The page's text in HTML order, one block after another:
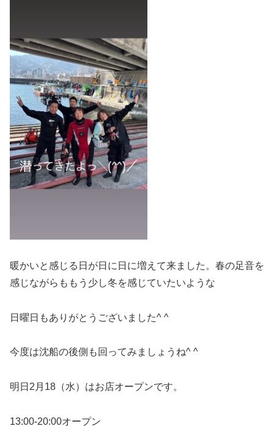
暖かいと感じる日が日に日に増えて来ました。春の足音を
感じながらももう少し冬を感じていたいような
日曜日もありがとうございました^ ^
今度は沈船の後側も回ってみましょうね^ ^
明日2月18（水）はお店オープンです。
13:00-20:00オープン